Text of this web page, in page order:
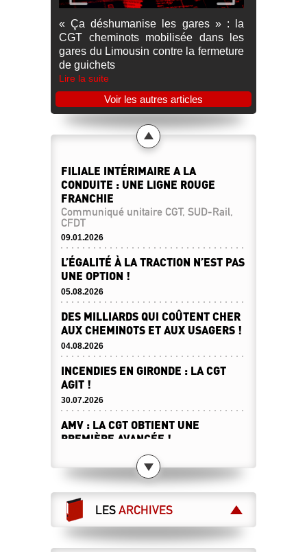
« Ça déshumanise les gares » : la
CGT cheminots mobilisée dans les
gares du Limousin contre la fermeture
de guichets
Lire la suite
Voir les autres articles
FILIALE INTÉRIMAIRE A LA
CONDUITE : UNE LIGNE ROUGE
FRANCHIE
Communiqué unitaire CGT, SUD-Rail,
CFDT
09.01.2026
L’ÉGALITÉ À LA TRACTION N’EST PAS
UNE OPTION !
05.08.2026
DES MILLIARDS QUI COÛTENT CHER
AUX CHEMINOTS ET AUX USAGERS !
04.08.2026
INCENDIES EN GIRONDE : LA CGT
AGIT !
30.07.2026
AMV : LA CGT OBTIENT UNE
PREMIÈRE AVANCÉE !
DESTINATION SERVICE PUBLIC !
23.07.2026
CANICULE : ATTENTION À NE PAS
23.07.2026
LESARCHIVES